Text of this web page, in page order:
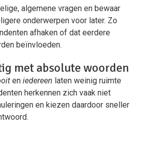
algemene vragen en bewaar
onderwerpen voor later. Zo
afhaken of dat eerdere
beïnvloeden.
met absolute woorden
en iedereen laten weinig ruimte
herkennen zich vaak niet
en kiezen daardoor sneller